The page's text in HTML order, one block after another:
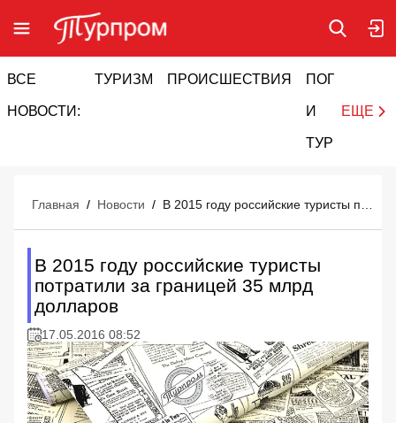
ВСЕ
НОВОСТИ:
ТУРИЗМ ПРОИСШЕСТВИЯ ПОГОДА
И
ТУРИЗМ
ЕЩЕ
Главная / Новости /
В 2015 году российские туристы
потратили за границей 35 млрд
долларов
17.05.2016 08:52